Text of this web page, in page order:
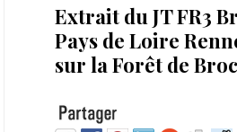
Extrait du JT FR3
Pays de Loire
sur la Forêt de